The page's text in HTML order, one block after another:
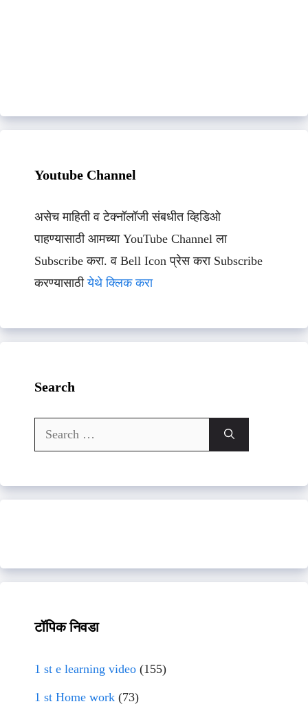
Youtube Channel
असेच माहिती व टेक्नॉलॉजी संबधीत व्हिडिओ
पाहण्यासाठी आमच्या YouTube Channel ला
Subscribe करा. व Bell Icon प्रेस करा Subscribe
करण्यासाठीयेथे क्लिक करा
Search
Search
for:
टॉपिक निवडा
1 st e learning video (155)
1 st Home work (73)